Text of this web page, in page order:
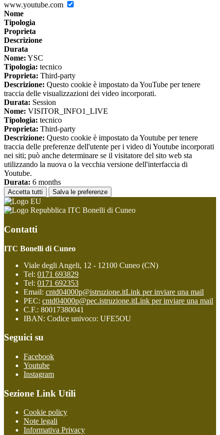
www.youtube.com
Nome
Tipologia
Proprieta
Descrizione
Durata
Nome: YSC
Tipologia: tecnico
Proprieta: Third-party
Descrizione: Questo cookie è impostato da YouTube per tenere
traccia delle visualizzazioni dei video incorporati.
Durata: Session
Nome: VISITOR_INFO1_LIVE
Tipologia: tecnico
Proprieta: Third-party
Descrizione: Questo cookie è impostato da Youtube per tenere
traccia delle preferenze dell'utente per i video di Youtube incorporati
nei siti; può anche determinare se il visitatore del sito web sta
utilizzando la nuova o la vecchia versione dell'interfaccia di
Youtube.
Durata: 6 months
Accetta tutti Salva le preferenze
ITC Bonelli di Cuneo
Contatti
ITC Bonelli di Cuneo
Viale degli Angeli, 12 - 12100 Cuneo (CN)
Tel: 0171 693829
Tel: 0171 692353
Email: cntd04000p@istruzione.itLink per inviare una mail
PEC: cntd04000p@pec.istruzione.itLink per inviare una mail
C.F.: 80017380041
IBAN: Codice univoco: UFE5OU
Seguici su
Facebook
Youtube
Instagram
Sezione Link Utili
Cookie policy
Note legali
Informativa Privacy